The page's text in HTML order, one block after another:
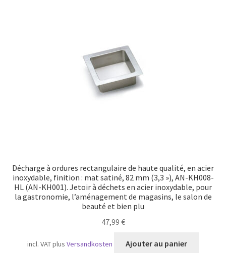
Décharge à ordures rectangulaire de haute qualité, en acier
inoxydable, finition : mat satiné, 82 mm (3,3 »), AN-KH008-
HL (AN-KH001). Jetoir à déchets en acier inoxydable, pour
la gastronomie, l’aménagement de magasins, le salon de
beauté et bien plu
47,99 €
incl. VATplusVersandkosten Ajouter au panier